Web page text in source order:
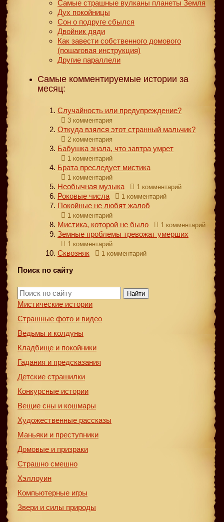
Самые страшные вулканы планеты Земля
Дух покойницы
Сон о подруге сбылся
Двойник дяди
Как завести собственного домового
(пошаговая инструкция)
Другие параллели
Самые комментируемые истории за
месяц:
Случайность или предупреждение?
3 комментария
Откуда взялся этот странный мальчик?
2 комментария
Бабушка знала, что завтра умрет
1 комментарий
Брата преследует мистика
1 комментарий
Необычная музыка 1 комментарий
Роковые числа 1 комментарий
Покойные не любят жалоб
1 комментарий
Мистика, которой не было 1 комментарий
Земные проблемы тревожат умерших
1 комментарий
Сквозняк 1 комментарий
Поиск по сайту
Найти
Мистические истории
Страшные фото и видео
Ведьмы и колдуны
Кладбище и покойники
Гадания и предсказания
Детские страшилки
Конкурсные истории
Вещие сны и кошмары
Художественные рассказы
Маньяки и преступники
Домовые и призраки
Страшно смешно
Хэллоуин
Компьютерные игры
Звери и силы природы